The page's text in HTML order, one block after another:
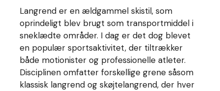
Langrend er en ældgammel skistil, som
oprindeligt blev brugt som transportmiddel i
sneklædte områder. I dag er det dog blevet
en populær sportsaktivitet, der tiltrækker
både motionister og professionelle atleter.
Disciplinen omfatter forskellige grene såsom
klassisk langrend og skøjtelangrend, der hver